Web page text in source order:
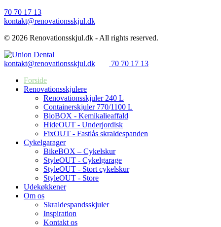
70 70 17 13
kontakt@renovationsskjul.dk
© 2026 Renovationsskjul.dk - All rights reserved.
kontakt@renovationsskjul.dk
70 70 17 13
Forside
Renovationsskjulere
Renovationsskjuler 240 L
Containerskjuler 770/1100 L
BioBOX - Kemikalieaffald
HideOUT - Underjordisk
FixOUT - Fastlås skraldespanden
Cykelgarager
BikeBOX – Cykelskur
StyleOUT - Cykelgarage
StyleOUT - Stort cykelskur
StyleOUT - Store
Udekøkkener
Om os
Skraldespandsskjuler
Inspiration
Kontakt os